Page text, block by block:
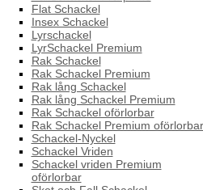
Flat Schackel
Insex Schackel
Lyrschackel
LyrSchackel Premium
Rak Schackel
Rak Schackel Premium
Rak lång Schackel
Rak lång Schackel Premium
Rak Schackel oförlorbar
Rak Schackel Premium oförlorbar
Schackel-Nyckel
Schackel Vriden
Schackel vriden Premium
oförlorbar
m spår och poly-
4.8X16